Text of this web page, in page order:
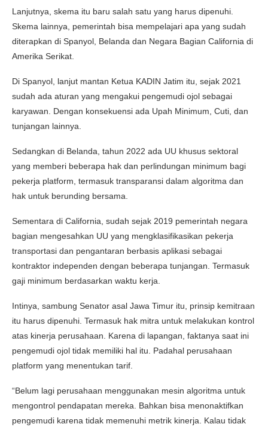
Lanjutnya, skema itu baru salah satu yang harus dipenuhi.
Skema lainnya, pemerintah bisa mempelajari apa yang sudah
diterapkan di Spanyol, Belanda dan Negara Bagian California di
Amerika Serikat.
Di Spanyol, lanjut mantan Ketua KADIN Jatim itu, sejak 2021
sudah ada aturan yang mengakui pengemudi ojol sebagai
karyawan. Dengan konsekuensi ada Upah Minimum, Cuti, dan
tunjangan lainnya.
Sedangkan di Belanda, tahun 2022 ada UU khusus sektoral
yang memberi beberapa hak dan perlindungan minimum bagi
pekerja platform, termasuk transparansi dalam algoritma dan
hak untuk berunding bersama.
Sementara di California, sudah sejak 2019 pemerintah negara
bagian mengesahkan UU yang mengklasifikasikan pekerja
transportasi dan pengantaran berbasis aplikasi sebagai
kontraktor independen dengan beberapa tunjangan. Termasuk
gaji minimum berdasarkan waktu kerja.
Intinya, sambung Senator asal Jawa Timur itu, prinsip kemitraan
itu harus dipenuhi. Termasuk hak mitra untuk melakukan kontrol
atas kinerja perusahaan. Karena di lapangan, faktanya saat ini
pengemudi ojol tidak memiliki hal itu. Padahal perusahaan
platform yang menentukan tarif.
“Belum lagi perusahaan menggunakan mesin algoritma untuk
mengontrol pendapatan mereka. Bahkan bisa menonaktifkan
pengemudi karena tidak memenuhi metrik kinerja. Kalau tidak